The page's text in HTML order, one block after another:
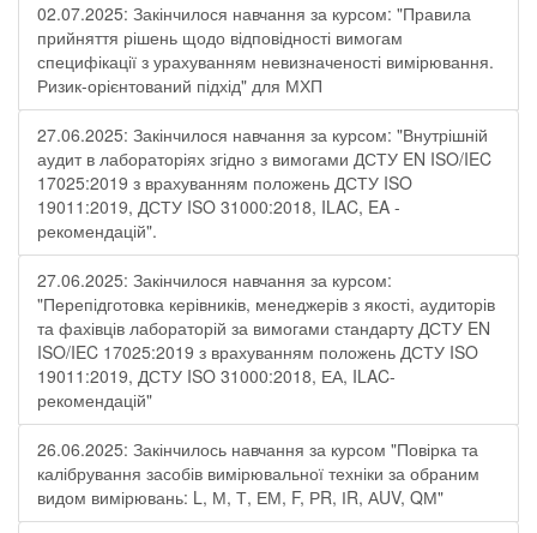
02.07.2025: Закінчилося навчання за курсом: "Правила
прийняття рішень щодо відповідності вимогам
специфікації з урахуванням невизначеності вимірювання.
Ризик-орієнтований підхід" для МХП
27.06.2025: Закінчилося навчання за курсом: "Внутрішній
аудит в лабораторіях згідно з вимогами ДСТУ EN ISO/IEC
17025:2019 з врахуванням положень ДСТУ ISO
19011:2019, ДСТУ ISO 31000:2018, ILAC, EA -
рекомендацій".
27.06.2025: Закінчилося навчання за курсом:
"Перепідготовка керівників, менеджерів з якості, аудиторів
та фахівців лабораторій за вимогами стандарту ДСТУ EN
ISO/IEC 17025:2019 з врахуванням положень ДСТУ ISO
19011:2019, ДСТУ ISO 31000:2018, ЕА, ILAC-
рекомендацій"
26.06.2025: Закінчилось навчання за курсом "Повірка та
калібрування засобів вимірювальної техніки за обраним
видом вимірювань: L, М, Т, ЕМ, F, РR, ІR, АUV, QМ"